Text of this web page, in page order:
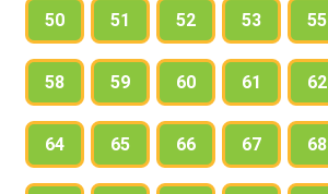
50 51 52 53 55
58 59 60 61 62
64 65 66 67 68